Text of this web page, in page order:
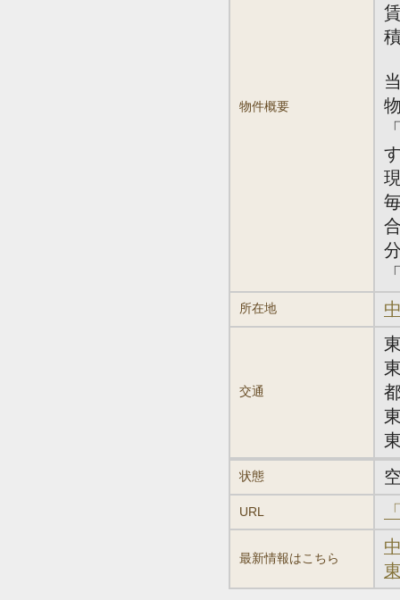
物件概要
所在地
交通
状態
URL
最新情報はこちら